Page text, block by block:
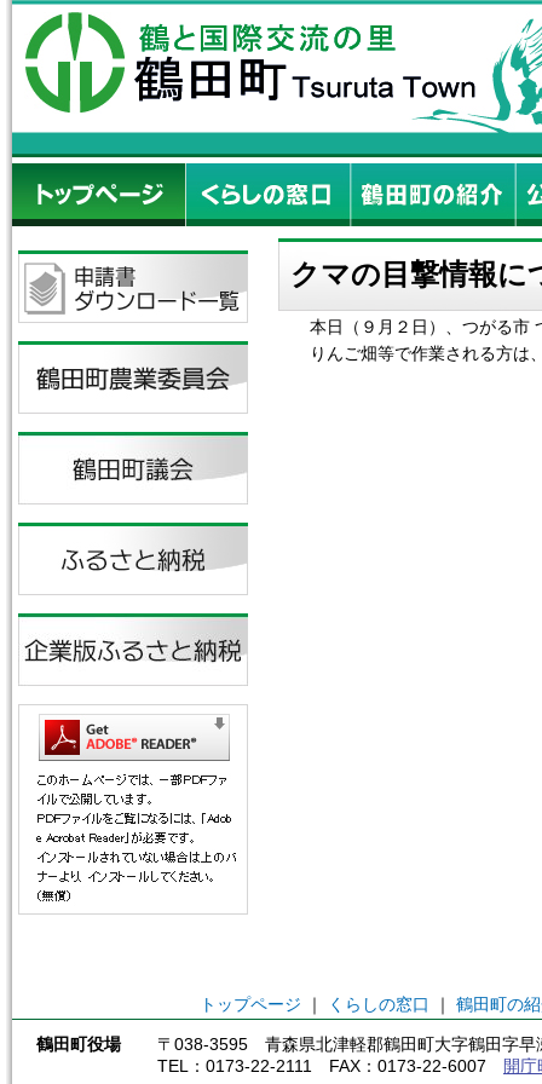
クマの目撃情報に
本日（９月２日）、つがる市
りんご畑等で作業される方は
トップページ ｜ くらしの窓口 ｜ 鶴田町の
鶴田町役場
〒038-3595 青森県北津軽郡鶴田町大字鶴田字早
TEL：0173-22-2111 FAX：0173-22-6007
開